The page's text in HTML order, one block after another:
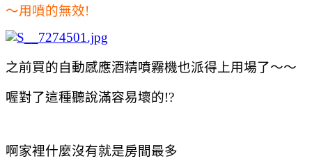
～用噴的無效!
之前買的自動感應酒精噴霧機也派得上用場了～～
喔對了這種聽說滿容易壞的!?
啊家裡什麼沒有就是房間最多